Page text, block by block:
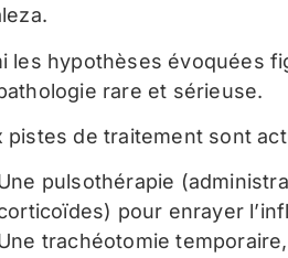
les hypothèses évoquées
rare et sérieuse.
pistes de traitement sont
pulsothérapie
pour enrayer
trachéotomie